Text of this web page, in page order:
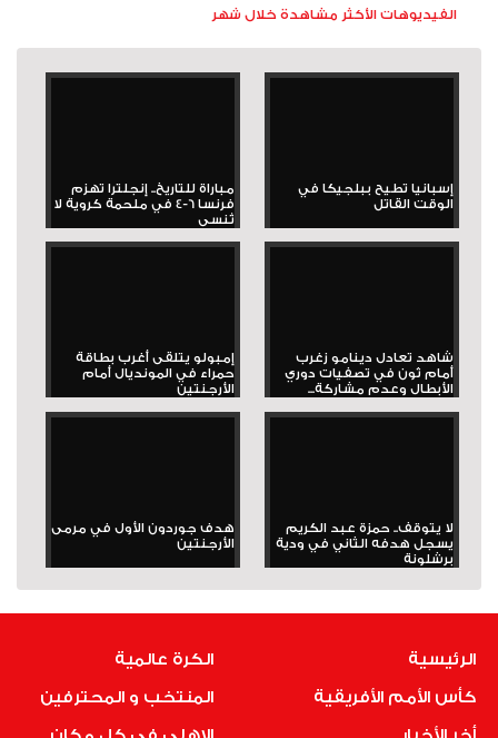
الفيديوهات الأكثر مشاهدة خلال شهر
إسبانيا تطيح ببلجيكا في
الوقت القاتل
مباراة للتاريخ.. إنجلترا تهزم
فرنسا 6-4 في ملحمة كروية لا
تُنسى
شاهد تعادل دينامو زغرب
أمام ثون في تصفيات دوري
الأبطال وعدم مشاركة...
إمبولو يتلقى أغرب بطاقة
حمراء في المونديال أمام
الأرجنتين
لا يتوقف.. حمزة عبد الكريم
يسجل هدفه الثاني في ودية
برشلونة
هدف جوردون الأول في مرمى
الأرجنتين
الرئيسية
كأس الأمم الأفريقية
الكرة عالمية
المنتخب و المحترفين